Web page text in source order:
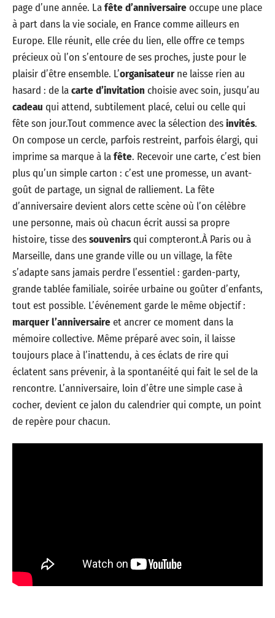
page d’une année. Lafête d’anniversaireoccupe une place
à part dans la vie sociale, en France comme ailleurs en
Europe. Elle réunit, elle crée du lien, elle offre ce temps
précieux où l’on s’entoure de ses proches, juste pour le
plaisir d’être ensemble. L’organisateurne laisse rien au
hasard : de lacarte d’invitation choisie avec soin, jusqu’au
cadeau qui attend, subtilement placé, celui ou celle qui
fête son jour.Tout commence avec la sélection desinvités.
On compose un cercle, parfois restreint, parfois élargi, qui
imprime sa marque à lafête. Recevoir une carte, c’est bien
plus qu’un simple carton : c’est une promesse, un avant-
goût de partage, un signal de ralliement. La fête
d’anniversaire devient alors cette scène où l’on célèbre
une personne, mais où chacun écrit aussi sa propre
histoire, tisse dessouvenirsqui compteront.À Paris ou à
Marseille, dans une grande ville ou un village, la fête
s’adapte sans jamais perdre l’essentiel : garden-party,
grande tablée familiale, soirée urbaine ou goûter d’enfants,
tout est possible. L’événement garde le même objectif :
marquer l’anniversaireet ancrer ce moment dans la
mémoire collective. Même préparé avec soin, il laisse
toujours place à l’inattendu, à ces éclats de rire qui
éclatent sans prévenir, à la spontanéité qui fait le sel de la
rencontre. L’anniversaire, loin d’être une simple case à
cocher, devient ce jalon du calendrier qui compte, un point
de repère pour chacun.